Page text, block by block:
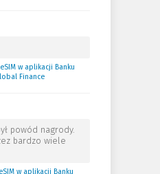
w aplikacji Banku
Finance
powód nagrody.
bardzo wiele
w aplikacji Banku